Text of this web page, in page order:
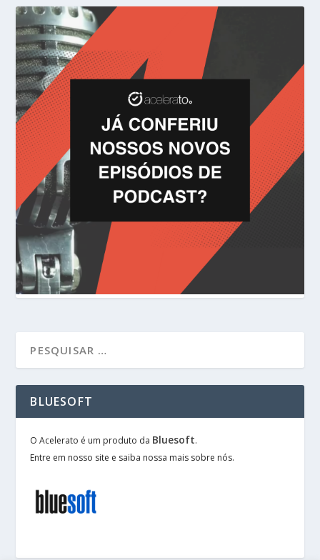
BLUESOFT
O Acelerato é um produto da Bluesoft.
Entre em nosso site e saiba nossa mais sobre nós.